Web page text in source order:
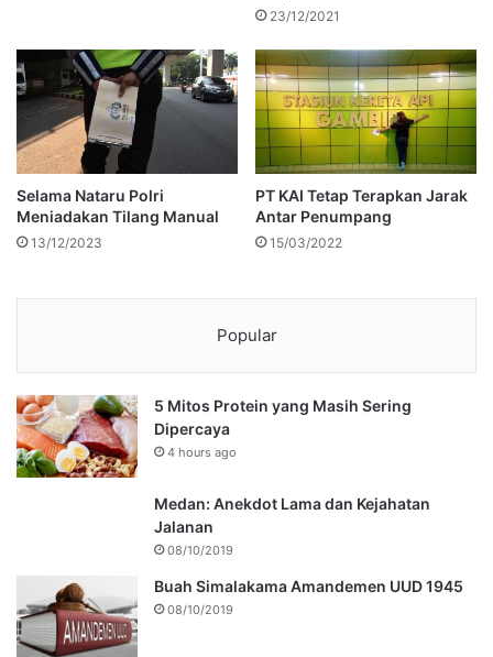
23/12/2021
Selama Nataru Polri
Meniadakan Tilang Manual
13/12/2023
PT KAI Tetap Terapkan Jarak
Antar Penumpang
15/03/2022
Popular
5 Mitos Protein yang Masih Sering
Dipercaya
4 hours ago
Medan: Anekdot Lama dan Kejahatan
Jalanan
08/10/2019
Buah Simalakama Amandemen UUD 1945
08/10/2019